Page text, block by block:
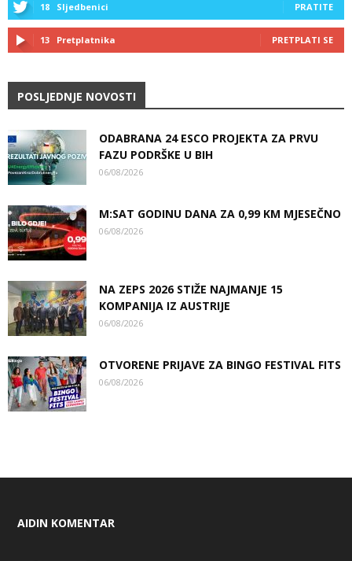
18 Sljedbenici PRATITE
13 Pretplatnika PRETPLATI SE
POSLJEDNJE NOVOSTI
ODABRANA 24 ESCO PROJEKTA ZA PRVU
FAZU PODRŠKE U BIH
06/08/2026
M:SAT GODINU DANA ZA 0,99 KM MJESEČNO
06/08/2026
NA ZEPS 2026 STIŽE NAJMANJE 15
KOMPANIJA IZ AUSTRIJE
06/08/2026
OTVORENE PRIJAVE ZA BINGO FESTIVAL FITS
06/08/2026
AIDIN KOMENTAR